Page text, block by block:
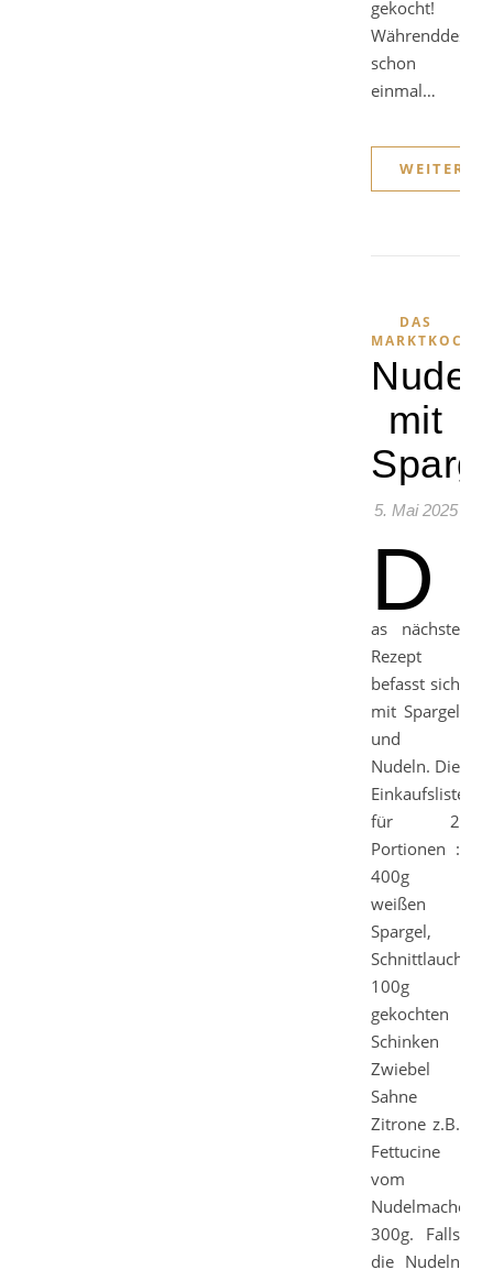
gekocht!
Währenddessen
schon
einmal…
DAS
mit
5. Mai 2025
D
as nächste
Rezept
befasst sich
mit Spargel
und
Nudeln. Die
Einkaufsliste
für 2
Portionen :
400g
weißen
Spargel,
Schnittlauch
100g
gekochten
Schinken
Zwiebel
Sahne
Zitrone z.B.
Fettucine
vom
Nudelmacher,
300g. Falls
die Nudeln